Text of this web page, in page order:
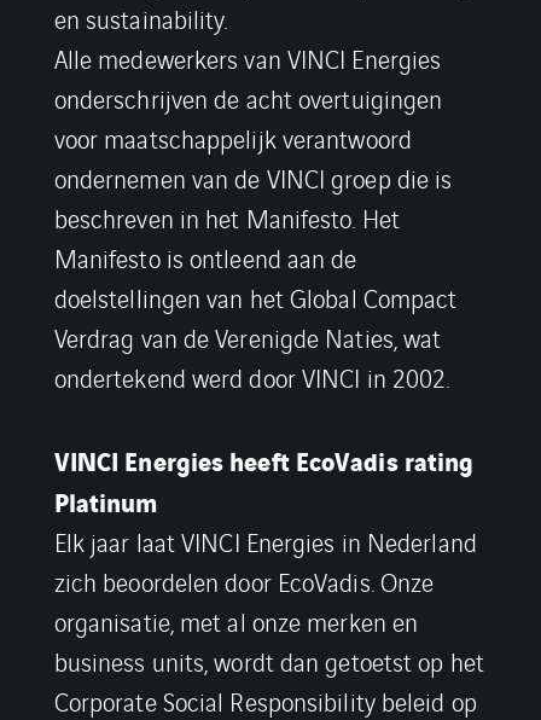
en sustainability.
Alle medewerkers van VINCI Energies
onderschrijven de acht overtuigingen
voor maatschappelijk verantwoord
ondernemen van de VINCI groep die is
beschreven in het Manifesto. Het
Manifesto is ontleend aan de
doelstellingen van het Global Compact
Verdrag van de Verenigde Naties, wat
ondertekend werd door VINCI in 2002.
VINCI Energies heeft EcoVadis rating
Platinum
Elk jaar laat VINCI Energies in Nederland
zich beoordelen door EcoVadis. Onze
organisatie, met al onze merken en
business units, wordt dan getoetst op het
Corporate Social Responsibility beleid op